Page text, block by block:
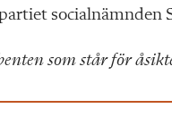
socialnämnden
som står för